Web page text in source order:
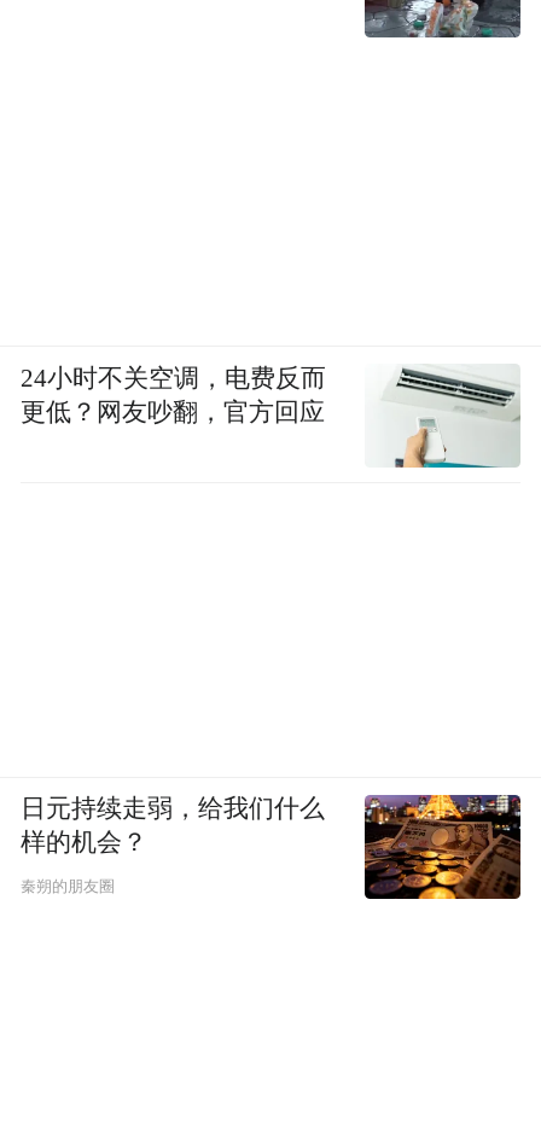
24小时不关空调，电费反而
更低？网友吵翻，官方回应
日元持续走弱，给我们什么
样的机会？
秦朔的朋友圈